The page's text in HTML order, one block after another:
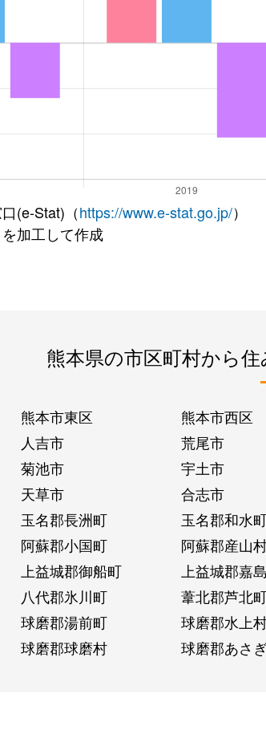
(e-Stat)（https://www.e-stat.go.jp/）
加工して作成
熊本県の市区町村から
熊本市東区 熊本市西区
人吉市 荒尾市
菊池市 宇土市
天草市 合志市
玉名郡長洲町 玉名郡和水
阿蘇郡小国町 阿蘇郡産山
上益城郡御船町 上益城郡嘉
八代郡氷川町 葦北郡芦北
球磨郡湯前町 球磨郡水上
球磨郡球磨村 球磨郡あさ